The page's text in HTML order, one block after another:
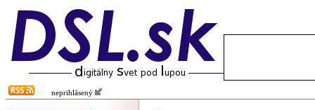
neprihlásený